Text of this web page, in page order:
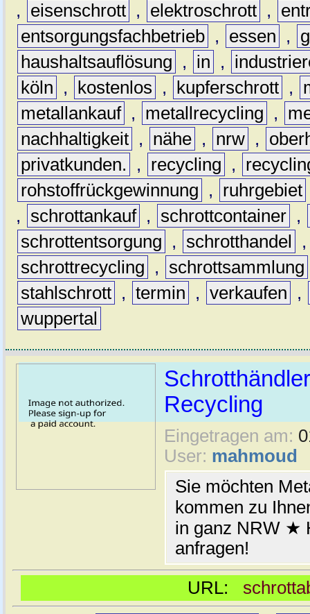
,
eisenschrott , elektroschrott ,
entsorgungsfachbetrieb , essen ,
haushaltsauflösung
, in ,
köln
, kostenlos , kupferschrott ,
metallankauf , metallrecycling ,
nachhaltigkeit , nähe , nrw ,
privatkunden.
, recycling ,
rohstoffrückgewinnung
, ruhrgebiet
,
schrottankauf , schrottcontainer ,
schrottentsorgung
, schrotthandel
schrottrecycling
, schrottsammlung
stahlschrott , termin , verkaufen
,
wuppertal
Recycling
Eingetragen am:
User: mahmoud
Sie möchten
kommen zu
in ganz NRW ★
anfragen!
URL: